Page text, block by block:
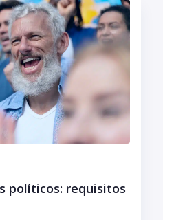
políticos: requisitos